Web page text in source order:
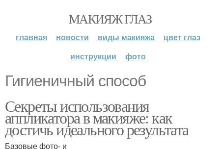
МАКИЯЖ ГЛАЗ
главная новости виды макияжа
цвет глаз
инструкции
фото
Гигиеничный способ
Секреты использования
аппликатора в макияже: как
достичь идеального результата
Базовые фото- и